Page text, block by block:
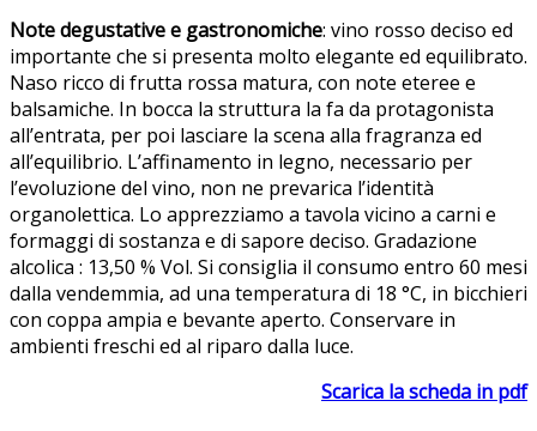
Note degustative e gastronomiche: vino rosso deciso ed
importante che si presenta molto elegante ed equilibrato.
Naso ricco di frutta rossa matura, con note eteree e
balsamiche. In bocca la struttura la fa da protagonista
all’entrata, per poi lasciare la scena alla fragranza ed
all’equilibrio. L’affinamento in legno, necessario per
l’evoluzione del vino, non ne prevarica l’identità
organolettica. Lo apprezziamo a tavola vicino a carni e
formaggi di sostanza e di sapore deciso. Gradazione
alcolica : 13,50 % Vol. Si consiglia il consumo entro 60 mesi
dalla vendemmia, ad una temperatura di 18 °C, in bicchieri
con coppa ampia e bevante aperto. Conservare in
ambienti freschi ed al riparo dalla luce.
Scarica la scheda in pdf